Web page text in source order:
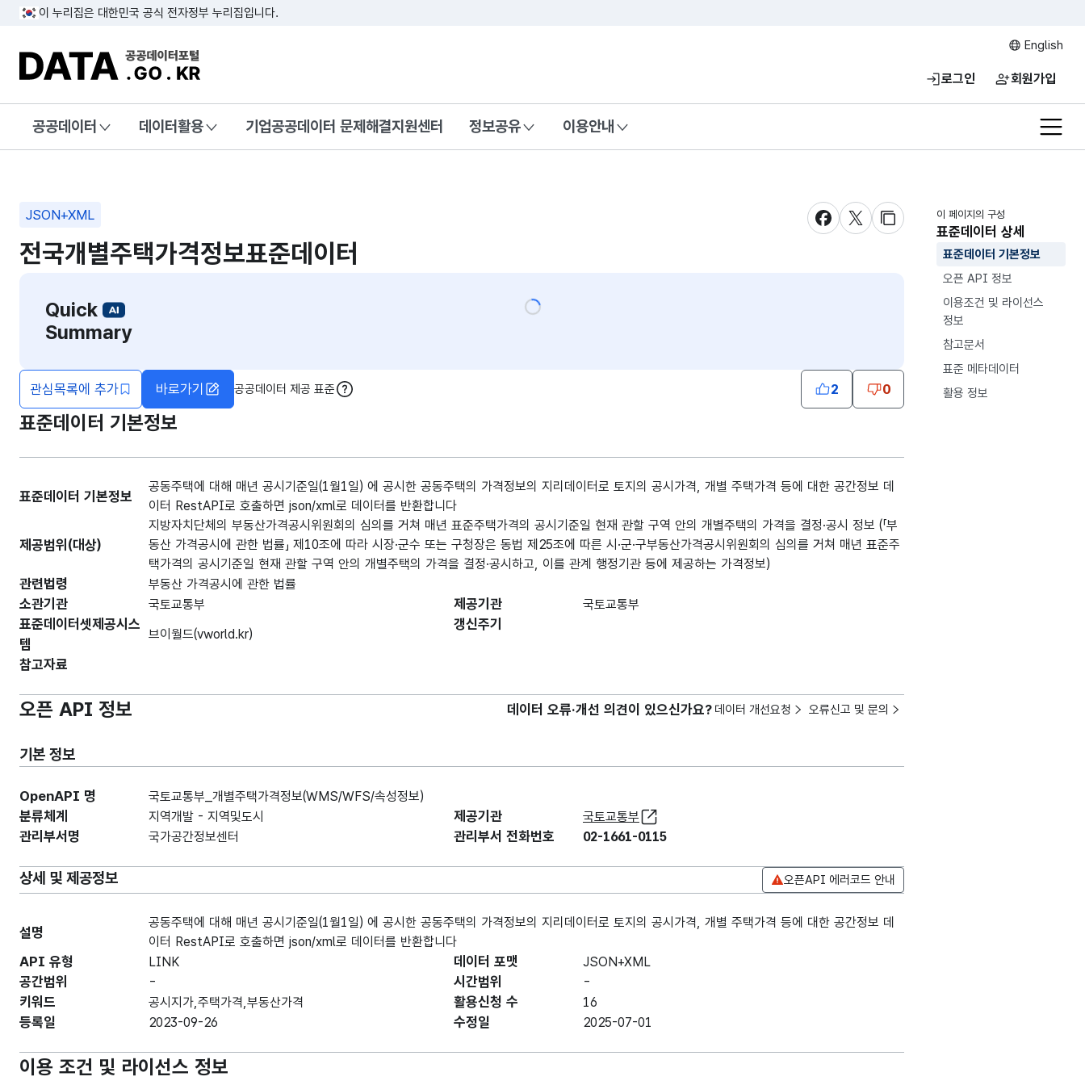
이 누리집은 대한민국 공식 전자정부 누리집입니다.
DATA.GO.KR 공공데이터포털
English
로그인 회원가입
전체
공공데이터 데이터활용 기업공공데이터 문제해결지원센터 정보공유 이용안내
JSON+XML
새창 열림새창 열림새창 열림
전국개별주택가격정보표준데이터
Quick
Summary
관심목록에 추가 바로가기 공공데이터 제공 표준
도움말
2 0
이 페이지의 구성
표준데이터 상세
표준데이터 기본정보
오픈 API 정보
이용조건 및 라이선스
정보
참고문서
표준 메타데이터
활용 정보
표준데이터 기본정보
표준데이터 기본정보
공동주택에 대해 매년 공시기준일(1월1일) 에 공시한 공동주택의 가격정보의 지리데이터로 토지의 공시가격, 개별 주택가격 등에 대한 공간정보 데
이터 RestAPI로 호출하면 json/xml로 데이터를 반환합니다
제공범위(대상)
지방자치단체의 부동산가격공시위원회의 심의를 거쳐 매년 표준주택가격의 공시기준일 현재 관할 구역 안의 개별주택의 가격을 결정·공시 정보 (「부
동산 가격공시에 관한 법률」 제10조에 따라 시장·군수 또는 구청장은 동법 제25조에 따른 시·군·구부동산가격공시위원회의 심의를 거쳐 매년 표준주
택가격의 공시기준일 현재 관할 구역 안의 개별주택의 가격을 결정·공시하고, 이를 관계 행정기관 등에 제공하는 가격정보)
관련법령 부동산 가격공시에 관한 법률
소관기관 국토교통부 제공기관 국토교통부
표준데이터셋제공시스
템
브이월드(vworld.kr)
갱신주기
참고자료
오픈 API 정보 데이터 오류·개선 의견이 있으신가요? 데이터 개선요청 오류신고 및 문의
기본 정보
OpenAPI 명 국토교통부_개별주택가격정보(WMS/WFS/속성정보)
분류체계 지역개발 - 지역및도시 제공기관 국토교통부
관리부서명 국가공간정보센터 관리부서 전화번호 02-1661-0115
상세 및 제공정보 오픈API 에러코드 안내
설명
공동주택에 대해 매년 공시기준일(1월1일) 에 공시한 공동주택의 가격정보의 지리데이터로 토지의 공시가격, 개별 주택가격 등에 대한 공간정보 데
이터 RestAPI로 호출하면 json/xml로 데이터를 반환합니다
API 유형 LINK 데이터 포맷 JSON+XML
공간범위 - 시간범위 -
키워드 공시지가,주택가격,부동산가격 활용신청 수 16
등록일 2023-09-26 수정일 2025-07-01
이용 조건 및 라이선스 정보